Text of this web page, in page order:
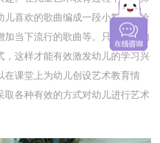
喜欢的歌曲编成一段小舞蹈教给
当下流行的歌曲等。只有结合幼
，这样才能有效激发幼儿的学习兴
在课堂上为幼儿创设艺术教育情
各种有效的方式对幼儿进行艺术